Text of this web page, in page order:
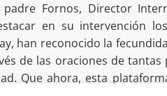
Fornos, Director
en su intervención
han reconocido la
de las oraciones de
Que ahora, esta